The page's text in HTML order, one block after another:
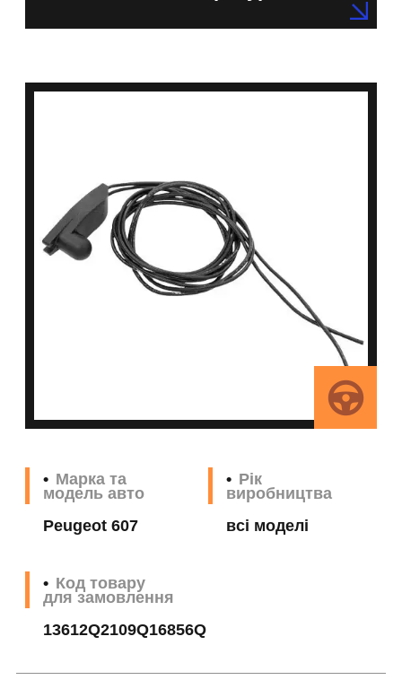
Марка та
модель авто
Peugeot 607
Рік
виробництва
всі моделі
Код товару
для замовлення
13612Q2109Q16856Q